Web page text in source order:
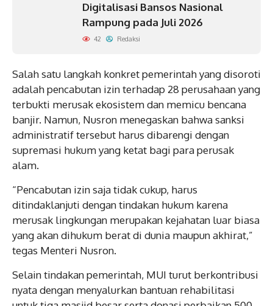
Digitalisasi Bansos Nasional
Rampung pada Juli 2026
42 Redaksi
Salah satu langkah konkret pemerintah yang disoroti
adalah pencabutan izin terhadap 28 perusahaan yang
terbukti merusak ekosistem dan memicu bencana
banjir. Namun, Nusron menegaskan bahwa sanksi
administratif tersebut harus dibarengi dengan
supremasi hukum yang ketat bagi para perusak
alam.
“Pencabutan izin saja tidak cukup, harus
ditindaklanjuti dengan tindakan hukum karena
merusak lingkungan merupakan kejahatan luar biasa
yang akan dihukum berat di dunia maupun akhirat,”
tegas Menteri Nusron.
Selain tindakan pemerintah, MUI turut berkontribusi
nyata dengan menyalurkan bantuan rehabilitasi